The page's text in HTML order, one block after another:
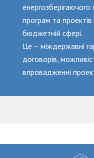
енергозберігаючого
програм та
бюджетній сфері.
Це – міждержавні
договорів,
впровадженні